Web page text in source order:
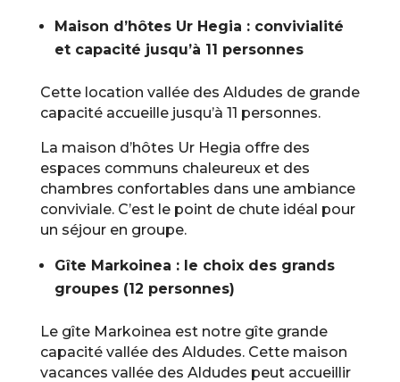
Maison d’hôtes Ur Hegia : convivialité
et capacité jusqu’à 11 personnes
Cette location vallée des Aldudes de grande
capacité accueille jusqu’à 11 personnes.
La maison d’hôtes Ur Hegia offre des
espaces communs chaleureux et des
chambres confortables dans une ambiance
conviviale. C’est le point de chute idéal pour
un séjour en groupe.
Gîte Markoinea : le choix des grands
groupes (12 personnes)
Le gîte Markoinea est notre gîte grande
capacité vallée des Aldudes. Cette maison
vacances vallée des Aldudes peut accueillir